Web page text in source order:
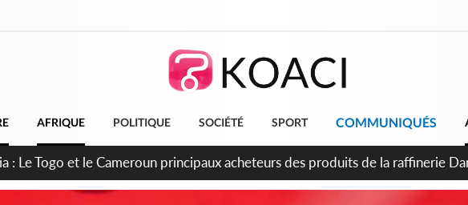
AFRIQUE POLITIQUE SOCIÉTÉ SPORT COMMUNIQUÉS
: Le Togo et le Cameroun principaux acheteurs des produits de la raffinerie